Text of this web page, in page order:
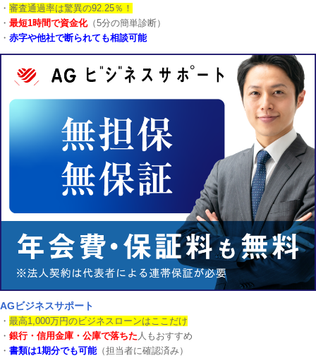
・ 審査通過率は驚異の92.25％！
・ 最短1時間で資金化（5分の簡単診断）
・ 赤字や他社で断られても相談可能
AGビジネスサポート
・ 最高1,000万円のビジネスローンはここだけ
・ 銀行・信用金庫・公庫で落ちた 人もおすすめ
・ 書類は1期分でも可能（担当者に確認済み）